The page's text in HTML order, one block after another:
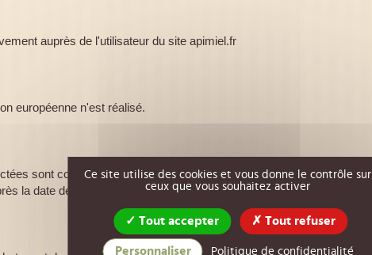
auprès de l'utilisateur du site apimiel.fr
européenne n'est réalisé.
sont conservées au plus tard 3 ans à
la date de vente.
Ce site utilise des cookies et vous donne le contrôle sur
ceux que vous souhaitez activer
Tout accepter Tout refuser
Personnaliser Politique de confidentialité